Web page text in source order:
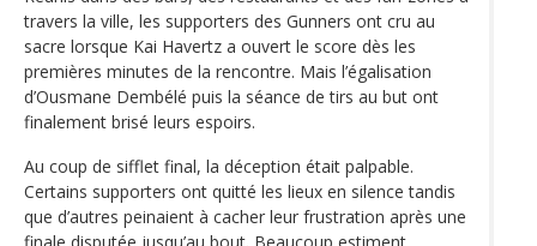
travers la ville, les supporters des Gunners ont cru au
sacre lorsque Kai Havertz a ouvert le score dès les
premières minutes de la rencontre. Mais l’égalisation
d’Ousmane Dembélé puis la séance de tirs au but ont
finalement brisé leurs espoirs.
Au coup de sifflet final, la déception était palpable.
Certains supporters ont quitté les lieux en silence tandis
que d’autres peinaient à cacher leur frustration après une